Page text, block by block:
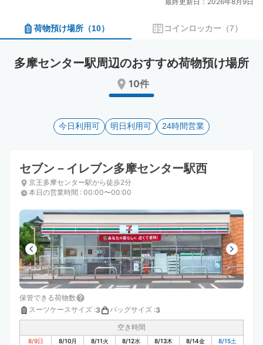
calendar
and
a
date.
the
keyboard
shortcuts
for
changing
dates.
calendar
and
a
date.
mark
key
the
keyboard
shortcuts
for
changing
dates.
荷物預け場所 （10） コインロッカー （7）
多摩センター駅周辺のおすすめ荷物預け場所
10件
今日利用可 明日利用可 24時間営業
セブン－イレブン多摩センター駅西
京王多摩センター駅から徒歩2分
本日の営業時間 : 00:00〜00:00
保管できる荷物数
スーツケースサイズ :3 バッグサイズ :3
空き時間
8/9日 8/10月 8/11火 8/12水 8/13木 8/14金 8/15土